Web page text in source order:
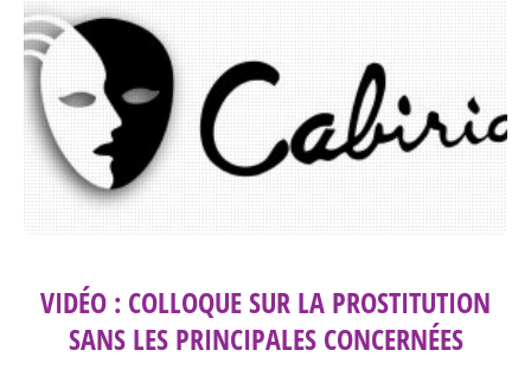
VIDÉO : COLLOQUE SUR LA PROSTITUTION
SANS LES PRINCIPALES CONCERNÉES